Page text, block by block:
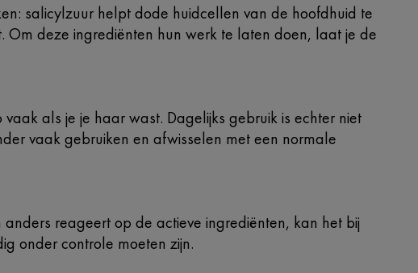
salicylzuur helpt dode huidcellen van de hoofdhuid te
deze ingrediënten hun werk te laten doen, laat je de
als je je haar wast. Dagelijks gebruik is echter niet
vaak gebruiken en afwisselen met een normale
reageert op de actieve ingrediënten, kan het bij
onder controle moeten zijn.